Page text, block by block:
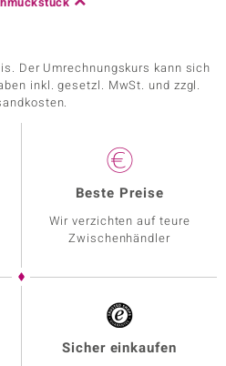
Der Umrechnungskurs kann sich
inkl. gesetzl. MwSt. und zzgl.
Beste Preise
Wir verzichten auf teure
Zwischenhändler
Sicher einkaufen